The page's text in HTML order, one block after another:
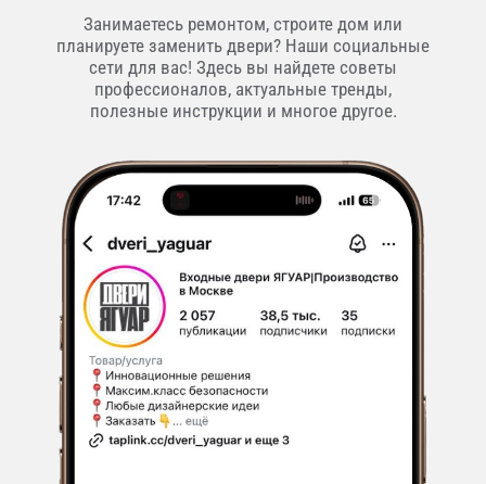
Занимаетесь ремонтом, строите дом или
планируете заменить двери? Наши социальные
сети для вас! Здесь вы найдете советы
профессионалов, актуальные тренды,
полезные инструкции и многое другое.